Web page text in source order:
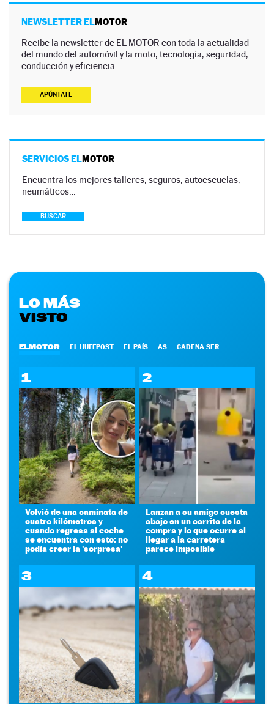
NEWSLETTER ELMOTOR
Recibe la newsletter de EL MOTOR con toda la actualidad
del mundo del automóvil y la moto, tecnología, seguridad,
conducción y eficiencia.
APÚNTATE
SERVICIOS ELMOTOR
Encuentra los mejores talleres, seguros, autoescuelas,
neumáticos…
BUSCAR
LO MÁS
VISTO
ELMOTOR EL HUFFPOST EL PAÍS AS CADENA SER
1
Volvió de una caminata de
cuatro kilómetros y
cuando regresa al coche
se encuentra con esto: no
podía creer la 'sorpresa'
2
Lanzan a su amigo cuesta
abajo en un carrito de la
compra y lo que ocurre al
llegar a la carretera
parece imposible
3 4